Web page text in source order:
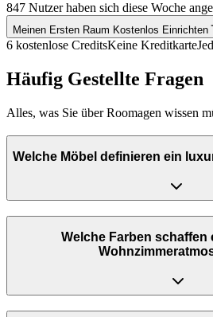
847 Nutzer haben sich diese Woche
Meinen Ersten Raum Kostenlos Einrichten
6 kostenlose CreditsKeine Kreditkarte
Häufig Gestellte Fragen
Alles, was Sie über Roomagen wissen
Welche Möbel definieren ein
Welche Farben schaffen